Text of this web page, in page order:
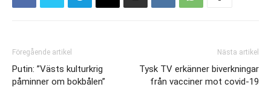
Föregående artikel
Putin: ”Västs kulturkrig
påminner om bokbålen”
Nästa artikel
Tysk TV erkänner biverkningar
från vacciner mot covid-19